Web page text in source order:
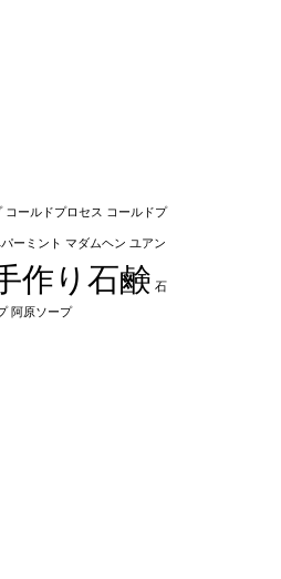
コールドプロセス コールドプ
ーミント マダムヘン ユアン
作り石鹸 石
阿原ソープ